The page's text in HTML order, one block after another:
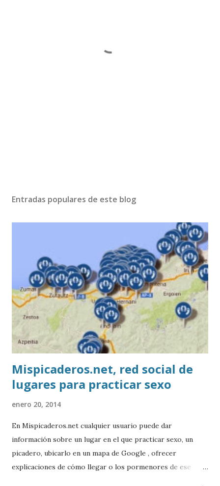
Entradas populares de este blog
Mispicaderos.net, red social de
lugares para practicar sexo
enero 20, 2014
En Mispicaderos.net cualquier usuario puede dar
información sobre un lugar en el que practicar sexo, un
picadero, ubicarlo en un mapa de Google , ofrecer
explicaciones de cómo llegar o los pormenores de ese